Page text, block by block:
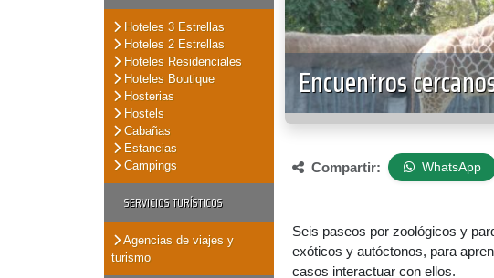
Hoteles 3 Estrellas
Hoteles 2 Estrellas
Hoteles Residenciales
Hoteles Boutique
Hosterias
Hostels
Cabañas
Estancias
Campings
SERVICIOS TURÍSTICOS
Agencias de viajes y
turismo
Encuentros
Compartir: WhatsApp
Seis paseos por zoológicos y
exóticos y autóctonos, para
casos interactuar con ellos.